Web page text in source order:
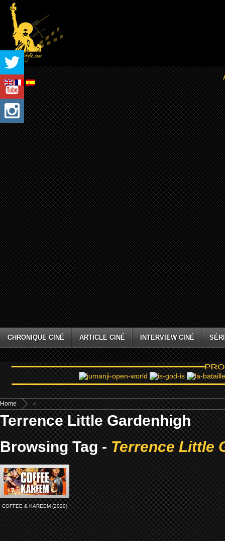
CHRONIQUE CINÉ ARTICLE CINÉ INTERVIEW CINÉ
Home »
Terrence Little Gardenhigh
Browsing Tag -Terrence Little
COFFEE & KAREEM (2020)